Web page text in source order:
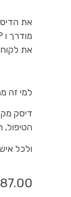
את
את
למי זה
דיסק
הטיפול,
ולכל
87.00